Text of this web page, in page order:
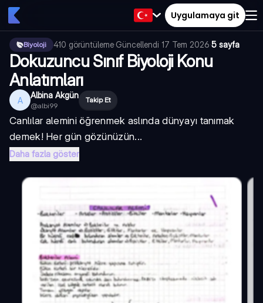
Uygulamaya git
Biyoloji 410 görüntüleme·Güncellendi 17 Tem 2026·5 sayfa
Dokuzuncu Sınıf Biyoloji Konu
Anlatımları
A Albina Akgün
@albi99
Takip Et
Canlılar alemini öğrenmek aslında dünyayı tanımak
demek! Her gün gözünüzün...
Daha fazla göster